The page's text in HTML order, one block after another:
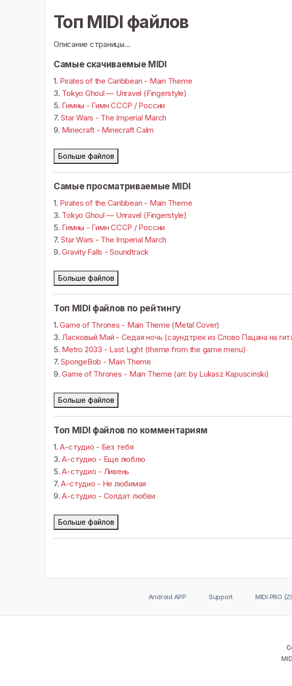
Топ MIDI файлов
Описание страницы...
Самые скачиваемые MIDI
1. Pirates of the Caribbean - Main Theme
3. Tokyo Ghoul — Unravel (Fingerstyle)
5. Гимны - Гимн СССР / России
7.Star Wars - The Imperial March
9. Minecraft - Minecraft Calm
Больше файлов
Самые просматриваемые MIDI
1. Pirates of the Caribbean - Main Theme
3. Tokyo Ghoul — Unravel (Fingerstyle)
5. Гимны - Гимн СССР / России
7.Star Wars - The Imperial March
9.Gravity Falls - Soundtrack
Больше файлов
Топ MIDI файлов по рейтингу
1.Game of Thrones - Main Theme (Metal Cover)
3. Ласковый Май - Седая ночь (саундтрек из Слово Пацана на
5. Metro 2033 - Last Light (theme from the game menu)
7.SpongeBob - Main Theme
9.Game of Thrones - Main Theme (arr. by Lukasz Kapuscinski)
Больше файлов
Топ MIDI файлов по комментариям
1.А-студио - Без тебя
3.А-студио - Еще люблю
5.А-студио - Ливень
7.А-студио - Не любимая
9.А-студио - Солдат любви
Больше файлов
Android APP Support MIDI PRO